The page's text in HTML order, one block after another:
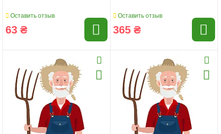
Оставить отзыв
63 ₴
Оставить отзыв
365 ₴